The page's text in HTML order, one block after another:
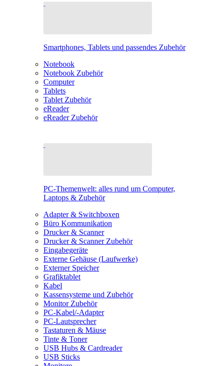
Smartphones, Tablets und passendes Zubehör
Notebook
Notebook Zubehör
Computer
Tablets
Tablet Zubehör
eReader
eReader Zubehör
PC-Themenwelt: alles rund um Computer,
Laptops & Zubehör
Adapter & Switchboxen
Büro Kommunikation
Drucker & Scanner
Drucker & Scanner Zubehör
Eingabegeräte
Externe Gehäuse (Laufwerke)
Externer Speicher
Grafiktablet
Kabel
Kassensysteme und Zubehör
Monitor Zubehör
PC-Kabel/-Adapter
PC-Lautsprecher
Tastaturen & Mäuse
Tinte & Toner
USB Hubs & Cardreader
USB Sticks